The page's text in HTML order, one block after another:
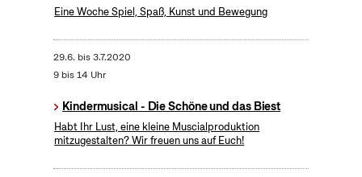
Eine Woche Spiel, Spaß, Kunst und Bewegung
29.6. bis3.7.2020
9 bis 14 Uhr
Kindermusical - Die Schöne und das Biest
Habt Ihr Lust, eine kleine Muscialproduktion
mitzugestalten? Wir freuen uns auf Euch!